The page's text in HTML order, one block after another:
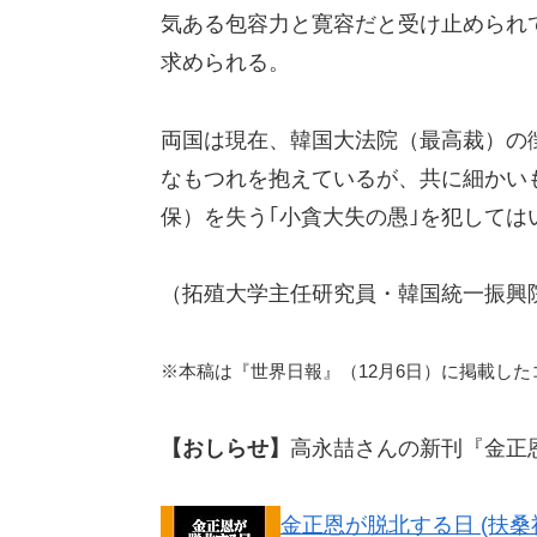
気ある包容力と寛容だと受け止めら
求められる。
両国は現在、韓国大法院（最高裁）
なもつれを抱えているが、共に細か
保）を失う｢小貪大失の愚｣を犯しては
（拓殖大学主任研究員・韓国統一振
※本稿は『世界日報』（12月6日）に掲載し
【おしらせ】 高永喆さんの新刊『金
金正恩が脱北する日 (扶